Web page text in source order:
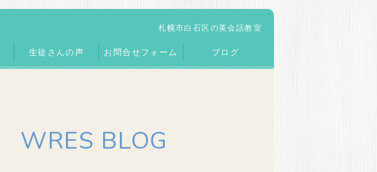
札幌市白石区の英会話教室
生徒さんの声 お問合せフォーム ブログ
WRES BLOG